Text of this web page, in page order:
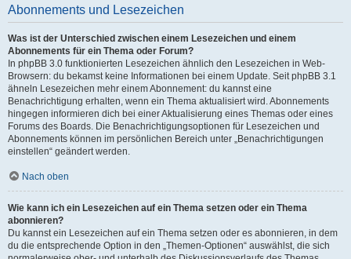
Abonnements und Lesezeichen
Was ist der Unterschied zwischen einem Lesezeichen und einem
Abonnements für ein Thema oder Forum?
In phpBB 3.0 funktionierten Lesezeichen ähnlich den Lesezeichen in Web-
Browsern: du bekamst keine Informationen bei einem Update. Seit phpBB 3.1
ähneln Lesezeichen mehr einem Abonnement: du kannst eine
Benachrichtigung erhalten, wenn ein Thema aktualisiert wird. Abonnements
hingegen informieren dich bei einer Aktualisierung eines Themas oder eines
Forums des Boards. Die Benachrichtigungsoptionen für Lesezeichen und
Abonnements können im persönlichen Bereich unter „Benachrichtigungen
einstellen“ geändert werden.
Nach oben
Wie kann ich ein Lesezeichen auf ein Thema setzen oder ein Thema
abonnieren?
Du kannst ein Lesezeichen auf ein Thema setzen oder es abonnieren, in dem
du die entsprechende Option in den „Themen-Optionen“ auswählst, die sich